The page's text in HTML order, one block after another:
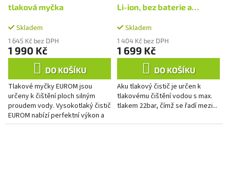
tlaková myčka
Skladem
1 645 Kč bez DPH
1 990 Kč
DO KOŠÍKU
Tlakové myčky EUROM jsou
určeny k čištění ploch silným
proudem vody. Vysokotlaký čistič
EUROM nabízí perfektní výkon a
vysoce kvalitní komponenty. Díky
Li-ion, bez baterie a
Skladem
1 404 Kč bez DPH
1 699 Kč
DO KOŠÍKU
Aku tlakový čistič je určen k
tlakovému čištění vodou s max.
tlakem 22bar, čímž se řadí mezi...